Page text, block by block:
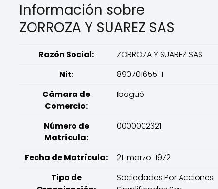
Información sobre
ZORROZA Y SUAREZ SAS
Razón Social:
ZORROZA Y SUAREZ SAS
Nit:
890701655-1
Cámara de
Comercio:
Ibagué
Número de
Matrícula:
0000002321
Fecha de Matrícula:
21-marzo-1972
Tipo de
Sociedades Por Acciones